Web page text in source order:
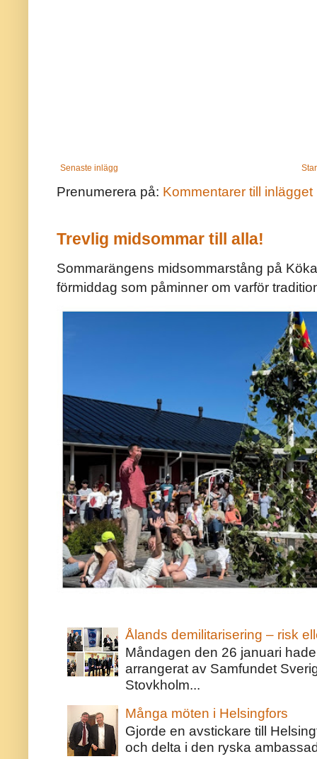
Senaste inlägg
Prenumerera på: Kommentarer till inlägget
Trevlig midsommar till alla!
Sommarängens midsommarstång på
förmiddag som påminner om varför
Ålands demilitarisering – risk
Måndagen den 26 januari
arrangerat av Samfundet
Stovkholm...
Många möten i Helsingfors
Gjorde en avstickare till
och delta i den ryska